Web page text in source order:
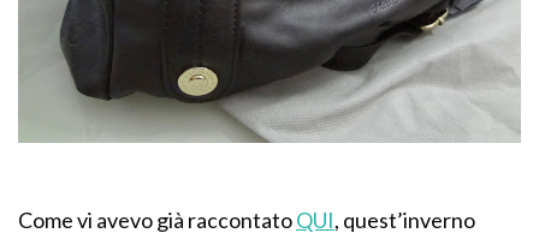
Come vi avevo già raccontatoQUI, quest’inverno